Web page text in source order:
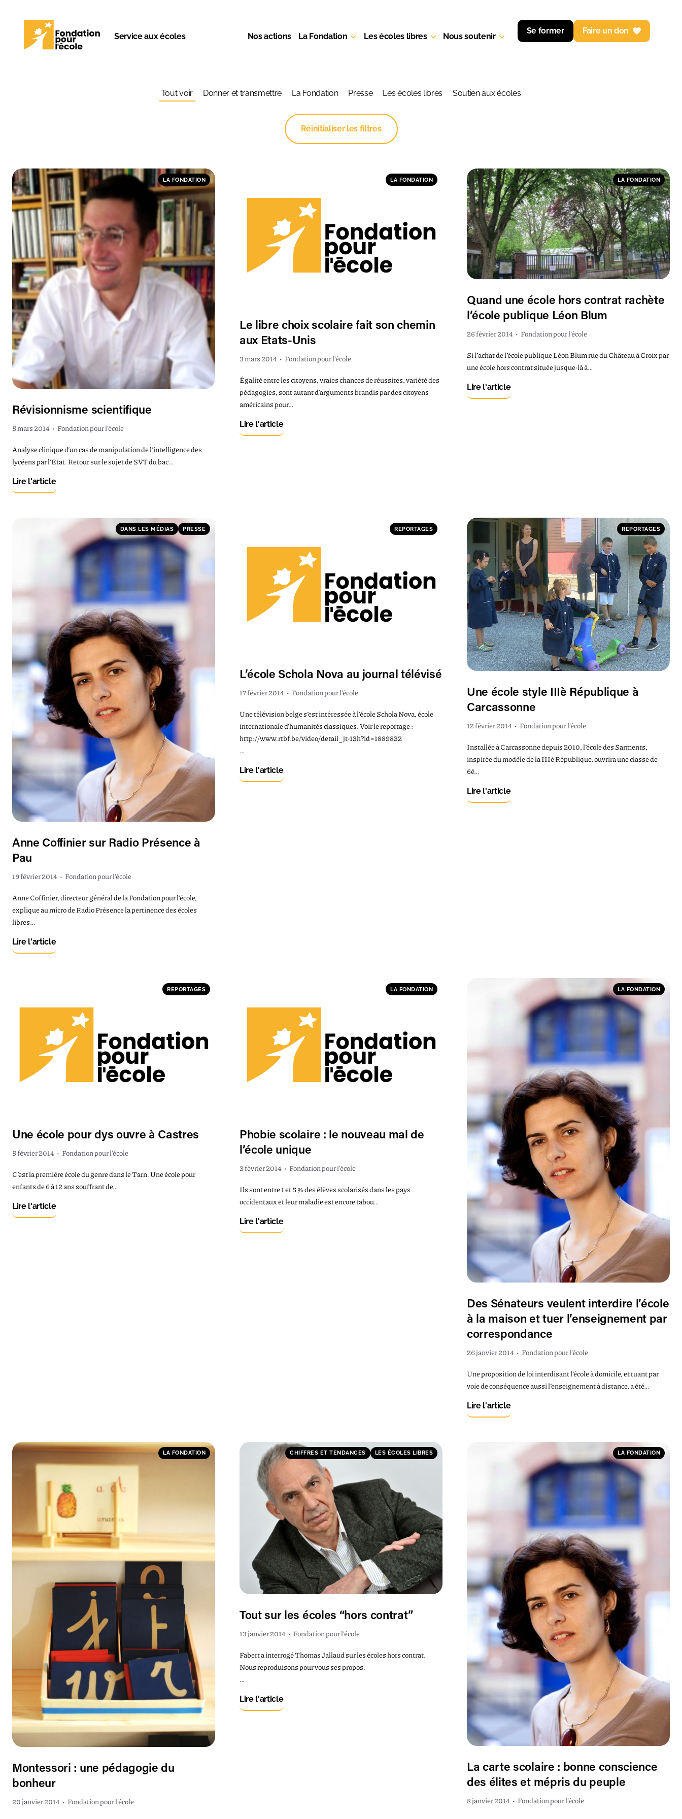
Service aux écoles Nos actions La Fondation Les écoles libres Nous soutenir
Faire un don
Se former
Tout voir Donner et transmettre La Fondation Presse Les écoles libres Soutien aux écoles
Réinitialiser les filtres
LA FONDATION
Révisionnisme scientifique
5 mars 2014 • Fondation pour l'école
Analyse clinique d’un cas de manipulation de l’intelligence des
lycéens par l’Etat. Retour sur le sujet de SVT du bac…
Lire l'article
LA FONDATION
Le libre choix scolaire fait son chemin
aux Etats-Unis
3 mars 2014 • Fondation pour l'école
Égalité entre les citoyens, vraies chances de réussites, variété des
pédagogies, sont autant d’arguments brandis par des citoyens
américains pour…
Lire l'article
LA FONDATION
Quand une école hors contrat rachète
l’école publique Léon Blum
26 février 2014 • Fondation pour l'école
Si l’achat de l’école publique Léon Blum rue du Château à Croix par
une école hors contrat située jusque-là à…
Lire l'article
DANS LES MÉDIAS PRESSE
Anne Coffinier sur Radio Présence à
Pau
19 février 2014 • Fondation pour l'école
Anne Coffinier, directeur général de la Fondation pour l’école,
explique au micro de Radio Présence la pertinence des écoles
libres…
Lire l'article
REPORTAGES
L’école Schola Nova au journal télévisé
17 février 2014 • Fondation pour l'école
Une télévision belge s’est intéressée à l’école Schola Nova, école
internationale d’humanités classiques. Voir le reportage :
http://www.rtbf.be/video/detail_jt-13h?id=1889832
…
Lire l'article
REPORTAGES
Une école style IIIè République à
Carcassonne
12 février 2014 • Fondation pour l'école
Installée à Carcassonne depuis 2010, l’école des Sarments,
inspirée du modèle de la IIIè République, ouvrira une classe de
6è…
Lire l'article
REPORTAGES
Une école pour dys ouvre à Castres
5 février 2014 • Fondation pour l'école
C’est la première école du genre dans le Tarn. Une école pour
enfants de 6 à 12 ans souffrant de…
Lire l'article
LA FONDATION
Phobie scolaire : le nouveau mal de
l’école unique
3 février 2014 • Fondation pour l'école
Ils sont entre 1 et 5 % des élèves scolarisés dans les pays
occidentaux et leur maladie est encore tabou…
Lire l'article
LA FONDATION
Des Sénateurs veulent interdire l’école
à la maison et tuer l’enseignement par
correspondance
26 janvier 2014 • Fondation pour l'école
Une proposition de loi interdisant l’école à domicile, et tuant par
voie de conséquence aussi l’enseignement à distance, a été…
Lire l'article
LA FONDATION
Montessori : une pédagogie du
bonheur
20 janvier 2014 • Fondation pour l'école
CHIFFRES ET TENDANCES LES ÉCOLES LIBRES
Tout sur les écoles “hors contrat”
13 janvier 2014 • Fondation pour l'école
Fabert a interrogé Thomas Jallaud sur les écoles hors contrat.
Nous reproduisons pour vous ses propos.
…
Lire l'article
LA FONDATION
La carte scolaire : bonne conscience
des élites et mépris du peuple
8 janvier 2014 • Fondation pour l'école